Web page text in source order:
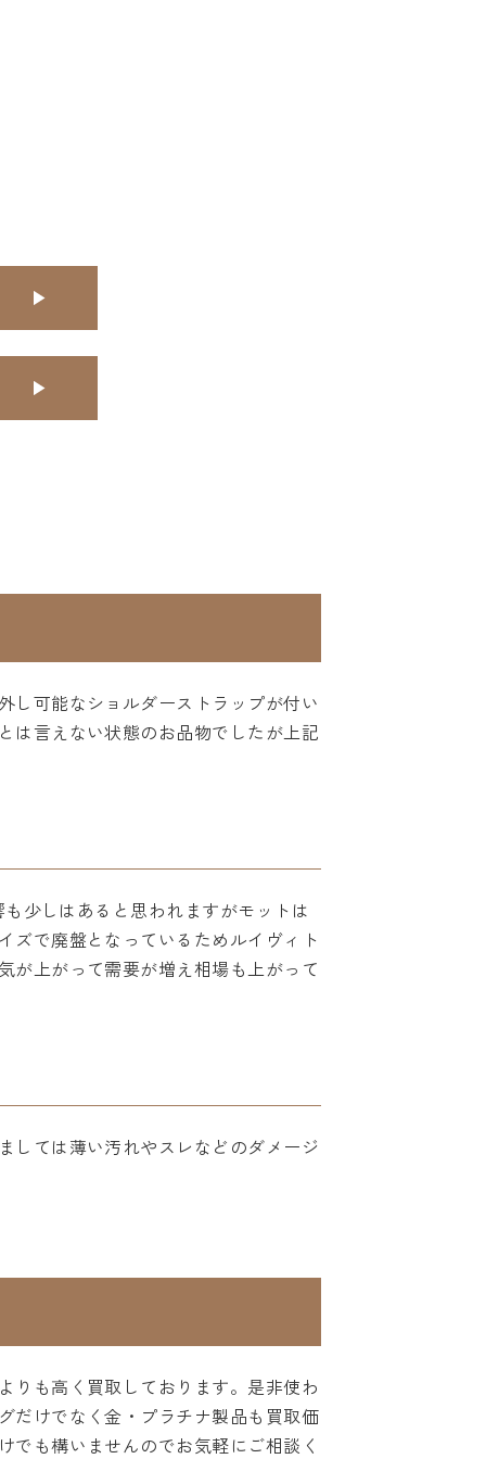
し可能なショルダーストラップが付い
は言えない状態のお品物でしたが上記
少しはあると思われますがモットは
ズで廃盤となっているためルイヴィト
が上がって需要が増え相場も上がって
しては薄い汚れやスレなどのダメージ
りも高く買取しております。是非使わ
だけでなく金・プラチナ製品も買取価
も構いませんのでお気軽にご相談く